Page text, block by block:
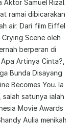
Samuel Rizal.
ramai dibicarakan
air. Dari film Eiffel
Scene oleh
berperan di
Artinya Cinta?,
Bunda Disayang
Becomes You. Ia
satunya ialah
Movie Awards
Aulia menikah